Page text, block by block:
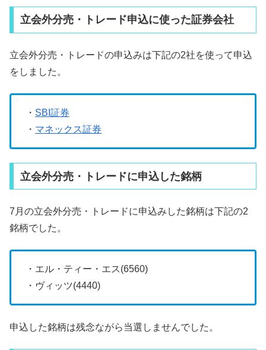
立会外分売・トレード申込に使った証券会社
立会外分売・トレードの申込みは下記の2社を使って申込
をしました。
・ SBI証券
・ マネックス証券
立会外分売・トレードに申込した銘柄
7月の立会外分売・トレードに申込みした銘柄は下記の2
銘柄でした。
・エル・ティー・エス(6560)
・ヴィッツ(4440)
申込した銘柄は残念ながら当選しませんでした。